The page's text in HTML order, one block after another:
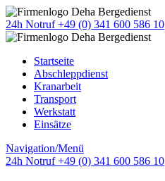
24h Notruf +49 (0) 341 600 586 10
Startseite
Abschleppdienst
Kranarbeit
Transport
Werkstatt
Einsätze
Navigation/Menü
24h Notruf +49 (0) 341 600 586 10